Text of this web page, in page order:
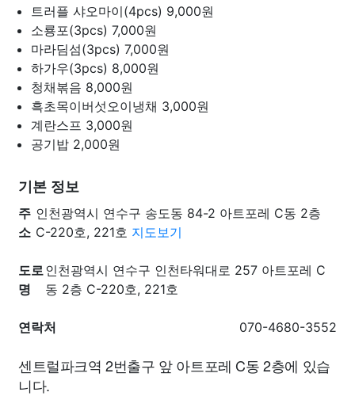
트러플 샤오마이(4pcs) 9,000원
소룡포(3pcs) 7,000원
마라딤섬(3pcs) 7,000원
하가우(3pcs) 8,000원
청채볶음 8,000원
흑초목이버섯오이냉채 3,000원
계란스프 3,000원
공기밥 2,000원
기본 정보
주
소
인천광역시 연수구 송도동 84-2 아트포레 C동 2층
C-220호, 221호 지도보기
도로
명
인천광역시 연수구 인천타워대로 257 아트포레 C
동 2층 C-220호, 221호
연락처 070-4680-3552
센트럴파크역 2번출구 앞 아트포레 C동 2층에 있습
니다.